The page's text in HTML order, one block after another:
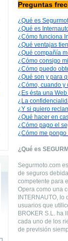
Preguntas
¿Qué es
¿Qué es
¿Cómo funciona
¿Qué ventajas
¿Qué compañía
¿Cómo consigo
¿Cómo puedo
¿Qué son y para
¿Cómo, cuando y
¿Es ésta una
¿La
¿Y si quiero
¿Qué hacer en
¿Cómo pago el
¿Cómo me
¿Qué es
Segurmoto.com
de seguros
competente para
Opera como una
INTERNAUTO,
usuarios que
BROKER S.L. ha
cada uno de los
de previsión